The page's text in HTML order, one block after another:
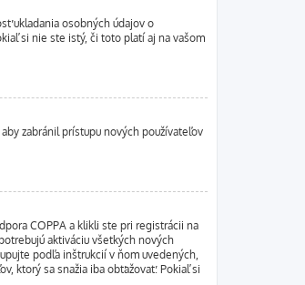
ukladania osobných údajov o
si nie ste istý, či toto platí aj na vašom
zabránil prístupu nových používateľov
COPPA a klikli ste pri registrácii na
aktiváciu všetkých nových
podľa inštrukcií v ňom uvedených,
ktorý sa snažia iba obťažovať. Pokiaľ si